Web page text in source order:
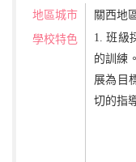
地區城市
關西地
學校特色
1. 班級採小班制，課程的安排著重於溝通能力
的訓練。 2. 以聽、說、讀、寫四個項目平
展為目標。 3. 對於學習者的需求
切的指